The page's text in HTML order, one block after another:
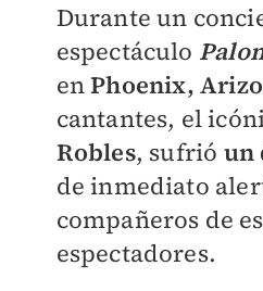
Durante un
espectáculo
enPhoenix,
cantantes, el
Robles, sufrió un
de inmediato
compañeros de
espectadores.